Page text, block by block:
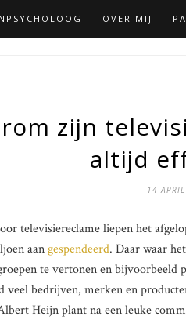
OVER MIJ
zijn
altijd
14
televisiereclame liepen het
aangespendeerd. Daar waar
te vertonen en
veel bedrijven, merken en
Heijn plant na een leuke